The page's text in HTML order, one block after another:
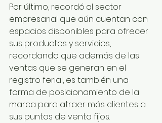
Por último, recordó al sector
empresarial que aún cuentan con
espacios disponibles para ofrecer
sus productos y servicios,
recordando que además de las
ventas que se generan en el
registro ferial, es también una
forma de posicionamiento de la
marca para atraer más clientes a
sus puntos de venta fijos.